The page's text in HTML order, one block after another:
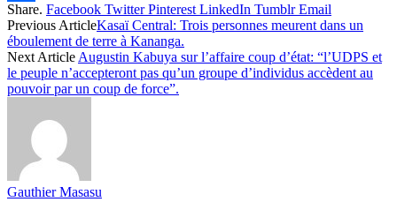
Share
Share. Facebook Twitter Pinterest LinkedIn Tumblr Email
Previous ArticleKasaï Central: Trois personnes meurent dans un
éboulement de terre à Kananga.
Next Article Augustin Kabuya sur l’affaire coup d’état: “l’UDPS et
le peuple n’accepteront pas qu’un groupe d’individus accèdent au
pouvoir par un coup de force”.
Gauthier Masasu